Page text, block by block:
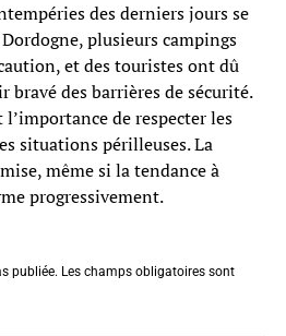
des derniers jours se
plusieurs campings
et des touristes ont dû
bravé des barrières de sécurité.
de respecter les
situations périlleuses. La
même si la tendance à
progressivement.
publiée. Les champs obligatoires sont